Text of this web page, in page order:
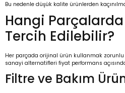
Bu nedenle düşük kalite ürünlerden
Hangi
Tercih Edilebilir?
Her parçada orijinal ürün kullanmak
sanayi alternatifleri fiyat performans
Filtre ve Bakım